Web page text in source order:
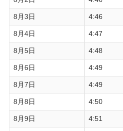
8月3日 4:46
8月4日 4:47
8月5日 4:48
8月6日 4:49
8月7日 4:49
8月8日 4:50
8月9日 4:51